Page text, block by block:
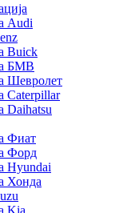
Audi
Buick
БМВ
Шевролет
Caterpillar
Daihatsu
Фиат
Форд
Hyundai
Хонда
Kia